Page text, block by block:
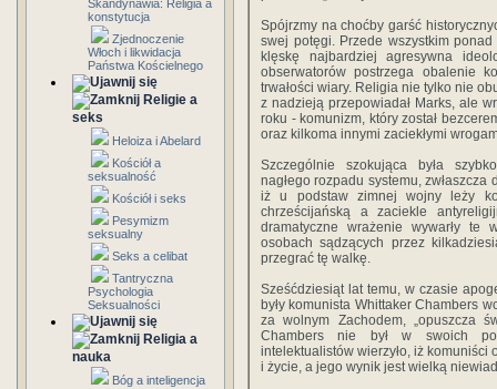
Skandynawia: Religia a
konstytucja
Zjednoczenie
Włoch i likwidacja
Państwa Kościelnego
Religie a
seks
Heloiza i Abelard
Kościół a
seksualność
Kościół i seks
Pesymizm
seksualny
Seks a celibat
Tantryczna
Psychologia
Seksualności
Religia a
nauka
Bóg a inteligencja
Spójrzmy na choćby garść
swej potęgi. Przede wszystkim
klęskę najbardziej agresywna
obserwatorów postrzega obalenie
trwałości wiary. Religia nie tylko nie
z nadzieją przepowiadał Marks, ale
roku - komunizm, który został
oraz kilkoma innymi zaciekłymi
Szczególnie szokująca była
nagłego rozpadu systemu, zwłaszcza
iż u podstaw zimnej wojny leży
chrześcijańską a zaciekle
dramatyczne wrażenie wywarły te
osobach sądzących przez
przegrać tę walkę.
Sześćdziesiąt lat temu, w czasie
były komunista Whittaker Chambers
za wolnym Zachodem, „opuszcza
Chambers nie był w swoich
intelektualistów wierzyło, iż
i życie, a jego wynik jest wielką